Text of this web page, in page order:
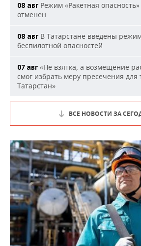
08 авг Режим «Ракетная
отменен
08 авг В Татарстане введены
беспилотной опасностей
07 авг «Не взятка, а возмещение
смог избрать меру пресечения для
Татарстан»
ВСЕ НОВОСТИ ЗА